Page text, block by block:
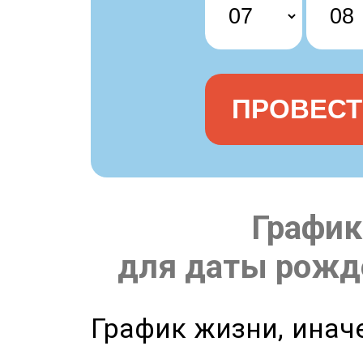
для даты
График жизни,